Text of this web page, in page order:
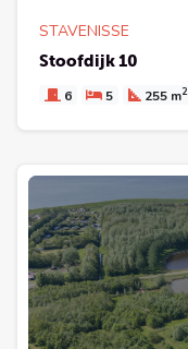
STAVENISSE
Stoofdijk 10
6 5 255 m2